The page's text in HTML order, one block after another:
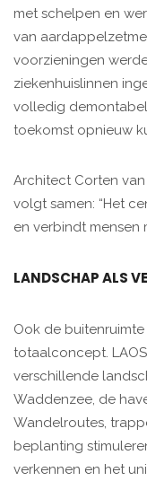
met schelpen en
van
voorzieningen
ziekenhuislinnen
volledig
toekomst opnieuw
Architect Corten
volgt samen: “Het
en verbindt mensen
LANDSCHAP ALS
Ook de
totaalconcept.
verschillende
Waddenzee, de
Wandelroutes,
beplanting
verkennen en het